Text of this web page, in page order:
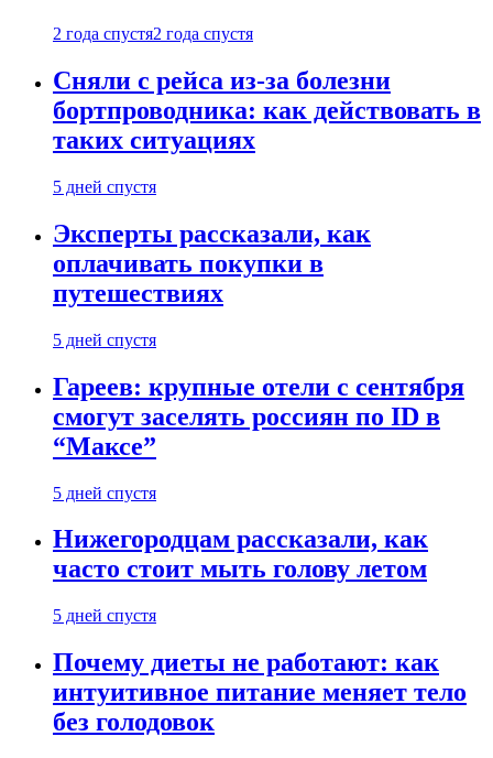
2 года спустя2 года спустя
Сняли с рейса из-за болезни
бортпроводника: как действовать в
таких ситуациях
5 дней спустя
Эксперты рассказали, как
оплачивать покупки в
путешествиях
5 дней спустя
Гареев: крупные отели с сентября
смогут заселять россиян по ID в
“Максе”
5 дней спустя
Нижегородцам рассказали, как
часто стоит мыть голову летом
5 дней спустя
Почему диеты не работают: как
интуитивное питание меняет тело
без голодовок